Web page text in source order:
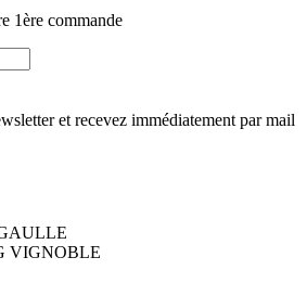
1ère commande
et recevez immédiatement par mail
VIGNOBLE